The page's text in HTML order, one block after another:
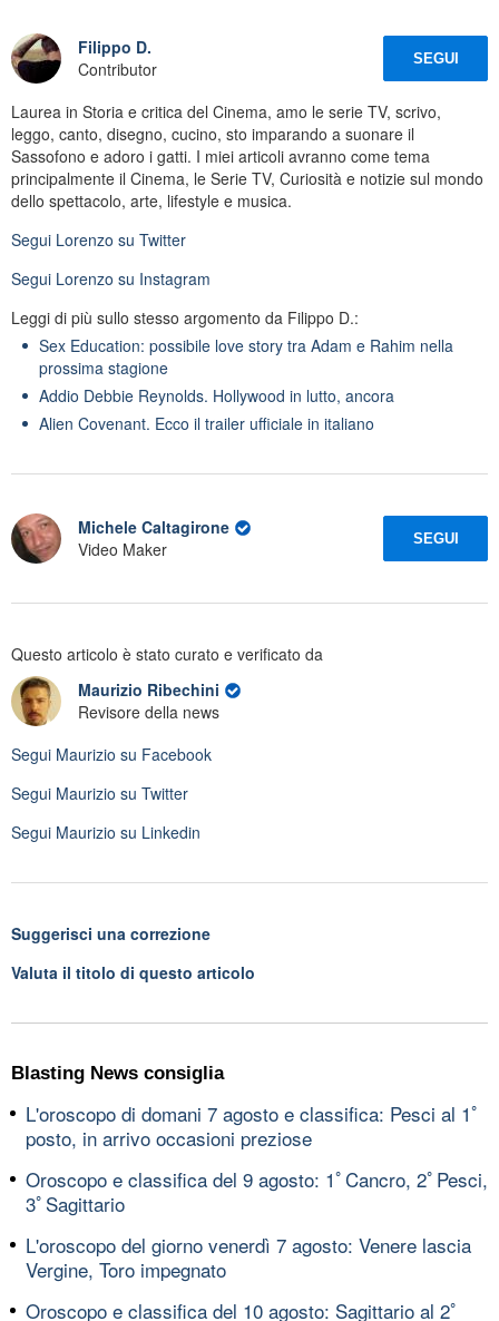
Filippo D.
Contributor
SEGUI
Laurea in Storia e critica del Cinema, amo le serie TV, scrivo,
leggo, canto, disegno, cucino, sto imparando a suonare il
Sassofono e adoro i gatti. I miei articoli avranno come tema
principalmente il Cinema, le Serie TV, Curiosità e notizie sul mondo
dello spettacolo, arte, lifestyle e musica.
Segui Lorenzo su Twitter
Segui Lorenzo su Instagram
Leggi di più sullo stesso argomento da Filippo D.:
Sex Education: possibile love story tra Adam e Rahim nella
prossima stagione
Addio Debbie Reynolds. Hollywood in lutto, ancora
Alien Covenant. Ecco il trailer ufficiale in italiano
Michele Caltagirone
Video Maker
SEGUI
Questo articolo è stato curato e verificato da
Maurizio Ribechini
Revisore della news
Segui Maurizio su Facebook
Segui Maurizio su Twitter
Segui Maurizio su Linkedin
Suggerisci una correzione
Valuta il titolo di questo articolo
Blasting News consiglia
L'oroscopo di domani 7 agosto e classifica: Pesci al 1ﾟ
posto, in arrivo occasioni preziose
Oroscopo e classifica del 9 agosto: 1ﾟCancro, 2ﾟPesci,
3ﾟSagittario
L'oroscopo del giorno venerdì 7 agosto: Venere lascia
Vergine, Toro impegnato
Oroscopo e classifica del 10 agosto: Sagittario al 2ﾟ